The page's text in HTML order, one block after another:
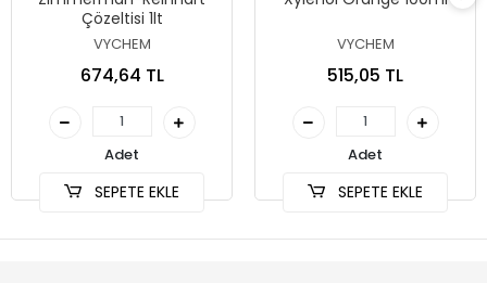
Çözeltisi 1lt
VYCHEM
674,64 TL
Adet
SEPETE EKLE
VYCHEM
515,05 TL
Adet
SEPETE EKLE